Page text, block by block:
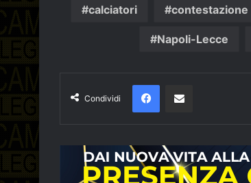
calciatori contestazione
Napoli-Lecce
Condividi
Facebook